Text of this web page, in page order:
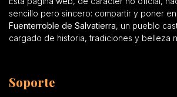
sencillo pero sincero: compartir y poner
Fuenterroble de Salvatierra, un pueblo
cargado de historia, tradiciones y belleza
Soporte